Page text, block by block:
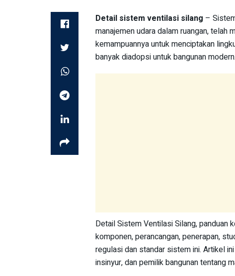
Detail sistem ventilasi silang –
manajemen udara dalam ruangan, telah
kemampuannya untuk menciptakan
banyak diadopsi untuk bangunan modern.
Detail Sistem Ventilasi Silang, panduan
komponen, perancangan, penerapan,
regulasi dan standar sistem ini. Artikel
insinyur, dan pemilik bangunan tentang